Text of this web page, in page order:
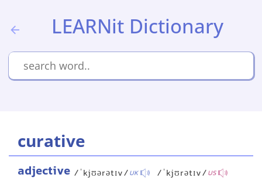
LEARNit Dictionary
curative
adjective /ˈkjʊərətɪv/UK /ˈkjʊrətɪv/US